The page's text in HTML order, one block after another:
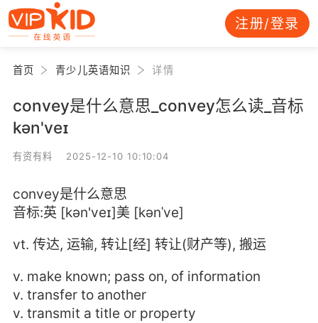
注册/登录
首页 青少儿英语知识 详情
convey是什么意思_convey怎么读_音标
kən'veɪ
有资有料 2025-12-10 10:10:04
convey是什么意思
音标:英 [kən'veɪ]美 [kənˈve]
vt. 传达, 运输, 转让[经] 转让(财产等), 搬运
v. make known; pass on, of information
v. transfer to another
v. transmit a title or property